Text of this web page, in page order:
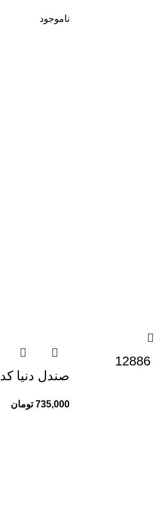
ناموجود
صندل دنیا کد 12876
735,000 تومان